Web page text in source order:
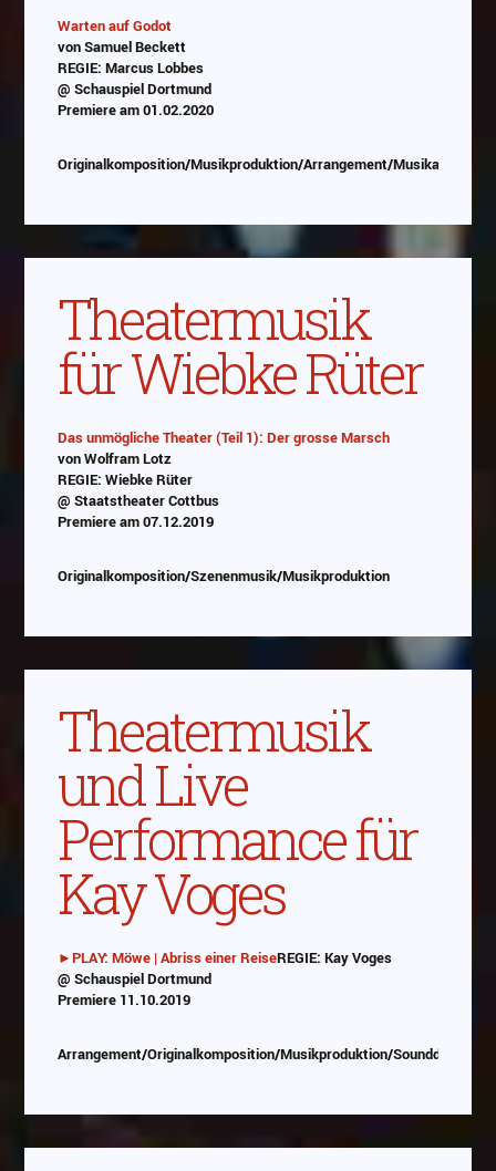
Warten auf Godot
von Samuel Beckett
REGIE: Marcus Lobbes
@ Schauspiel Dortmund
Premiere am 01.02.2020
Originalkomposition/Musikproduktion/Arrangement/Musikauswahl/
Theatermusik
für Wiebke Rüter
Das unmögliche Theater (Teil 1): Der grosse Marsch
von Wolfram Lotz
REGIE: Wiebke Rüter
@ Staatstheater Cottbus
Premiere am 07.12.2019
Originalkomposition/Szenenmusik/Musikproduktion
Theatermusik
und Live
Performance für
Kay Voges
Abspielen
abespielt. Es gilt dieDatenschutzerklärung von
►PLAY: Möwe | Abriss einer ReiseREGIE: Kay Voges
@ Schauspiel Dortmund
Premiere 11.10.2019
Arrangement/Originalkomposition/Musikproduktion/Sounddesign/